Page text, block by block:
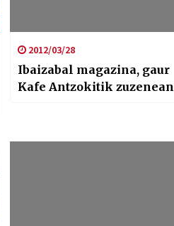
2012/03/28
Ibaizabal magazina, gaur
Kafe Antzokitik zuzenean